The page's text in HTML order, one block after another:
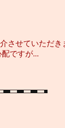
させていただき
ですが...